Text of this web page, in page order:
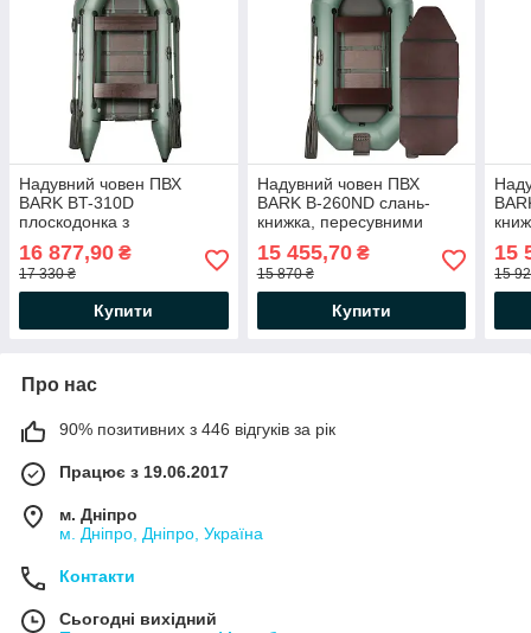
Надувний човен ПВХ
BARK BT-310D
плоскодонка з
Купити Барк ВТ-310 під
мотор
16 877,90 ₴
17 330 ₴
Купити
Надувний човен ПВХ
BARK B-260ND слань-
книжка, пересувними
В-260 з транцем
15 455,70₴
15 870 ₴
Купити
15
15
Про нас
90% позитивних з 446 відгуків за рік
Працює з 19.06.2017
м. Дніпро
м. Дніпро, Дніпро, Україна
Контакти
Сьогодні вихідний